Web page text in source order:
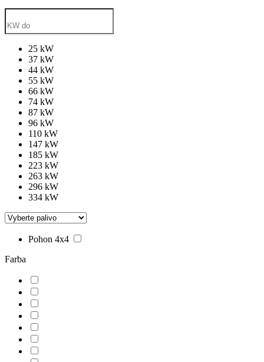
25 kW
37 kW
44 kW
55 kW
66 kW
74 kW
87 kW
96 kW
110 kW
147 kW
185 kW
223 kW
263 kW
296 kW
334 kW
Pohon 4x4
Farba